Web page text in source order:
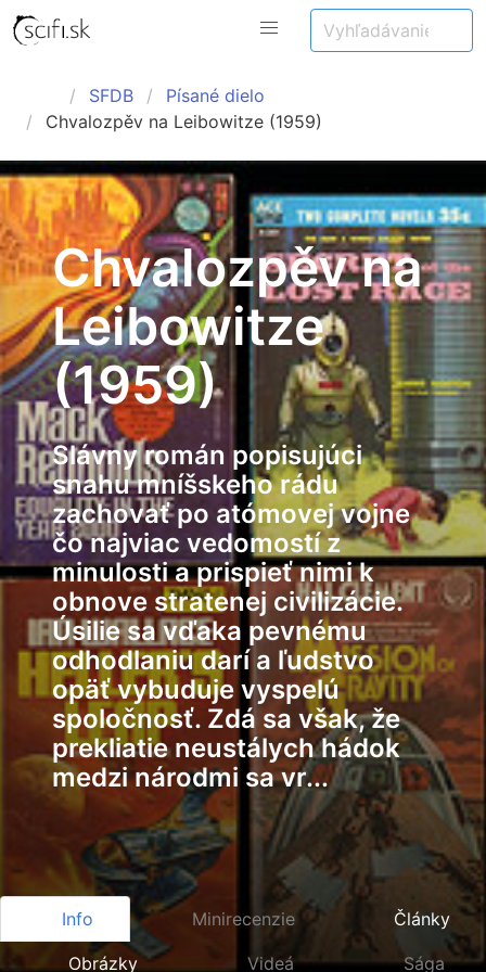
SFDB
Písané dielo
Chvalozpěv na Leibowitze (1959)
Chvalozpěv na
Leibowitze
(1959)
Slávny román popisujúci
snahu mníšskeho rádu
zachovať po atómovej vojne
čo najviac vedomostí z
minulosti a prispieť nimi k
obnove stratenej civilizácie.
Úsilie sa vďaka pevnému
odhodlaniu darí a ľudstvo
opäť vybuduje vyspelú
spoločnosť. Zdá sa však, že
prekliatie neustálych hádok
medzi národmi sa vr...
Info Minirecenzie Články
Obrázky Videá Sága